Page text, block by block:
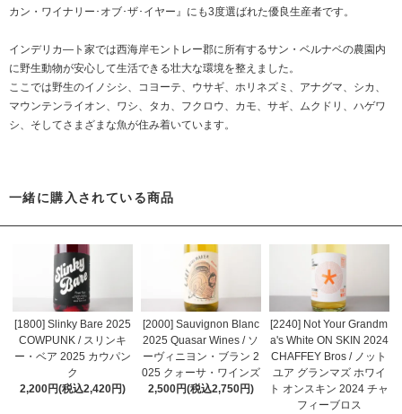
カン・ワイナリー･オブ･ザ･イヤー』にも3度選ばれた優良生産者です。
インデリカ―ト家では西海岸モントレー郡に所有するサン・ベルナベの農園内
に野生動物が安心して生活できる壮大な環境を整えました。
ここでは野生のイノシシ、コヨーテ、ウサギ、ホリネズミ、アナグマ、シカ、
マウンテンライオン、ワシ、タカ、フクロウ、カモ、サギ、ムクドリ、ハゲワ
シ、そしてさまざまな魚が住み着いています。
一緒に購入されている商品
[1800] Slinky Bare 2025
COWPUNK / スリンキ
ー・ベア 2025 カウパン
ク
2,200円(税込2,420円)
[2000] Sauvignon Blanc
2025 Quasar Wines / ソ
ーヴィニヨン・ブラン 2
025 クォーサ・ワインズ
2,500円(税込2,750円)
[2240] Not Your Grandm
a's White ON SKIN 2024
CHAFFEY Bros / ノット
ユア グランマズ ホワイ
ト オンスキン 2024 チャ
フィーブロス